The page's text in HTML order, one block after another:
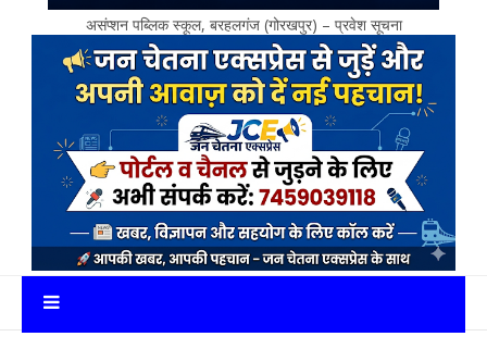
असंप्शन पब्लिक स्कूल, बरहलगंज (गोरखपुर) – प्रवेश सूचना